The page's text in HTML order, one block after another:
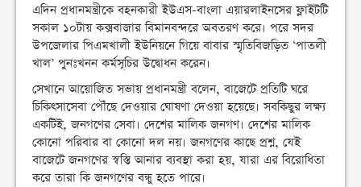
এদিন প্রধানমন্ত্রীকে বহনকারী ইউএস-বাংলা এয়ারলাইনসের ফ্লাইটটি
সকাল ১০টায় কক্সবাজার বিমানবন্দরে অবতরণ করে। পরে সদর
উপজেলার পিএমখালী ইউনিয়নে গিয়ে বাবার স্মৃতিবিজড়িত ‘পাতলী
খাল’ পুনঃখনন কর্মসূচির উদ্বোধন করেন।
সেখানে আয়োজিত সভায় প্রধানমন্ত্রী বলেন, বাজেটে প্রতিটি ঘরে
চিকিৎসাসেবা পৌঁছে দেওয়ার ঘোষণা দেওয়া হয়েছে। সবকিছুর লক্ষ্য
একটিই, জনগণের সেবা। দেশের মালিক জনগণ। দেশের মালিক
কোনো পরিবার বা কোনো দল নয়। জনগণের কাছে প্রশ্ন, যেই
বাজেটে জনগণের স্বস্তি আনার ব্যবস্থা করা হয়, যারা এর বিরোধিতা
করে তারা কি জনগণের বন্ধু হতে পারে।